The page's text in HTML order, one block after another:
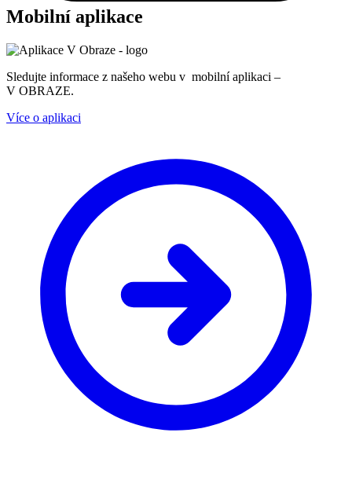
Mobilní aplikace
Sledujte informace z našeho webu v mobilní aplikaci –
V OBRAZE.
Více o aplikaci